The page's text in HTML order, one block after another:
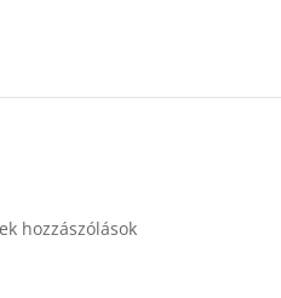
hozzászólások